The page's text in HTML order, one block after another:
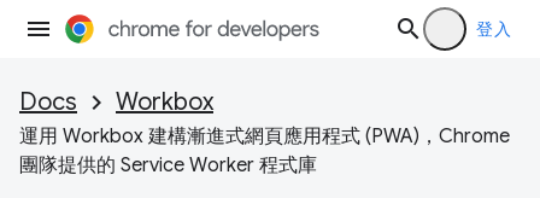
登入
Docs Workbox
運用 Workbox 建構漸進式網頁應用程式 (PWA)，Chrome
團隊提供的 Service Worker 程式庫